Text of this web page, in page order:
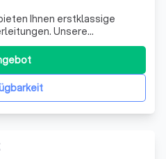
Ihnen erstklassige
Unsere
und Kompetenz zeichnen
Herausforderungen
Vertrauen Sie
ein kostenlos